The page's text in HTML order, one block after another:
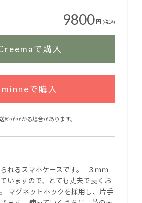
9800 円 (税込)
で購入
minneで購入
がかかる場合があります。
れるスマホケースです。 ３ｍｍ
いますので、とても丈夫で長くお
マグネットホックを採用し、片手